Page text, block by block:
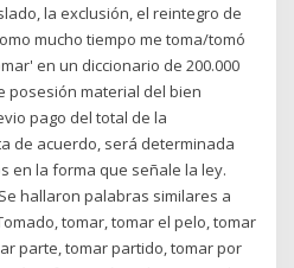
la exclusión, el reintegro de
mucho tiempo me toma/tomó
en un diccionario de 200.000
posesión material del bien
pago del total de la
de acuerdo, será determinada
en la forma que señale la ley.
hallaron palabras similares a
tomar, tomar el pelo, tomar
parte, tomar partido, tomar por